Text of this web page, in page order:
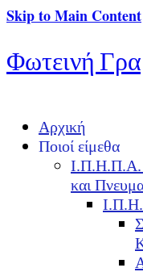
Skip to Main Content
Φωτεινή
Αρχική
Ποιοί είμεθα
Ι.Π.Η.Π.Α.
και